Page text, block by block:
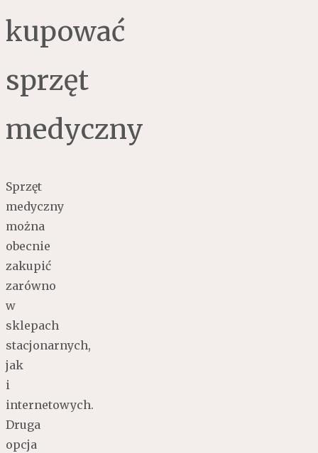
kupować
sprzęt
medyczny
Sprzęt
medyczny
można
obecnie
zakupić
zarówno
w
sklepach
stacjonarnych,
jak
i
internetowych.
Druga
opcja